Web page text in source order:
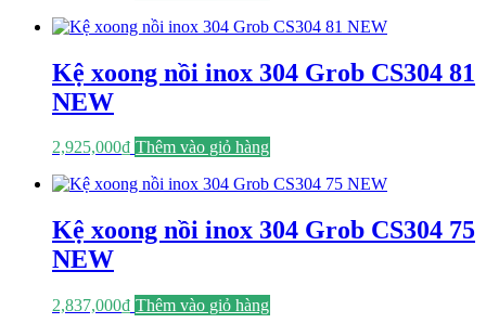
Kệ xoong nồi inox 304 Grob CS304 81
NEW
2,925,000₫ Thêm vào giỏ hàng
Kệ xoong nồi inox 304 Grob CS304 75
NEW
2,837,000₫ Thêm vào giỏ hàng